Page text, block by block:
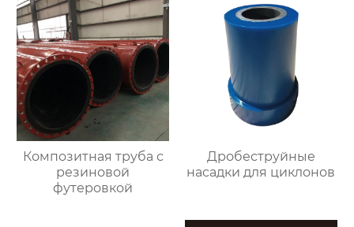
Композитная труба с
резиновой
футеровкой
Дробеструйные
насадки для циклонов